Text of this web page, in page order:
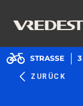
ZURÜCK
STRASSE 3